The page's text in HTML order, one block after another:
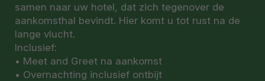
samen naar uw hotel, dat zich tegenover de
aankomsthal bevindt. Hier komt u tot rust na de
lange vlucht.
Inclusief:
• Meet and Greet na aankomst
• Overnachting inclusief ontbijt